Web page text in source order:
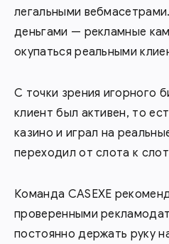
легальными
деньгами — рекламные
окупаться реальными
С точки зрения игорного
клиент был активен, то
казино и играл на
переходил от слота к
Команда CASEXE
проверенными
постоянно держать руку